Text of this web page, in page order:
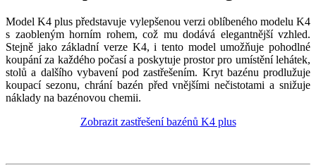
Model K4 plus představuje vylepšenou verzi oblíbeného modelu K4
s zaobleným horním rohem, což mu dodává elegantnější vzhled.
Stejně jako základní verze K4, i tento model umožňuje pohodlné
koupání za každého počasí a poskytuje prostor pro umístění lehátek,
stolů a dalšího vybavení pod zastřešením. Kryt bazénu prodlužuje
koupací sezonu, chrání bazén před vnějšími nečistotami a snižuje
náklady na bazénovou chemii.
Zobrazit zastřešení bazénů K4 plus